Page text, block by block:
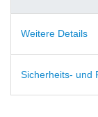
Weitere Details
Sicherheits- und